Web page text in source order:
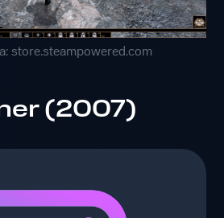
store.steampowered.com
(2007)